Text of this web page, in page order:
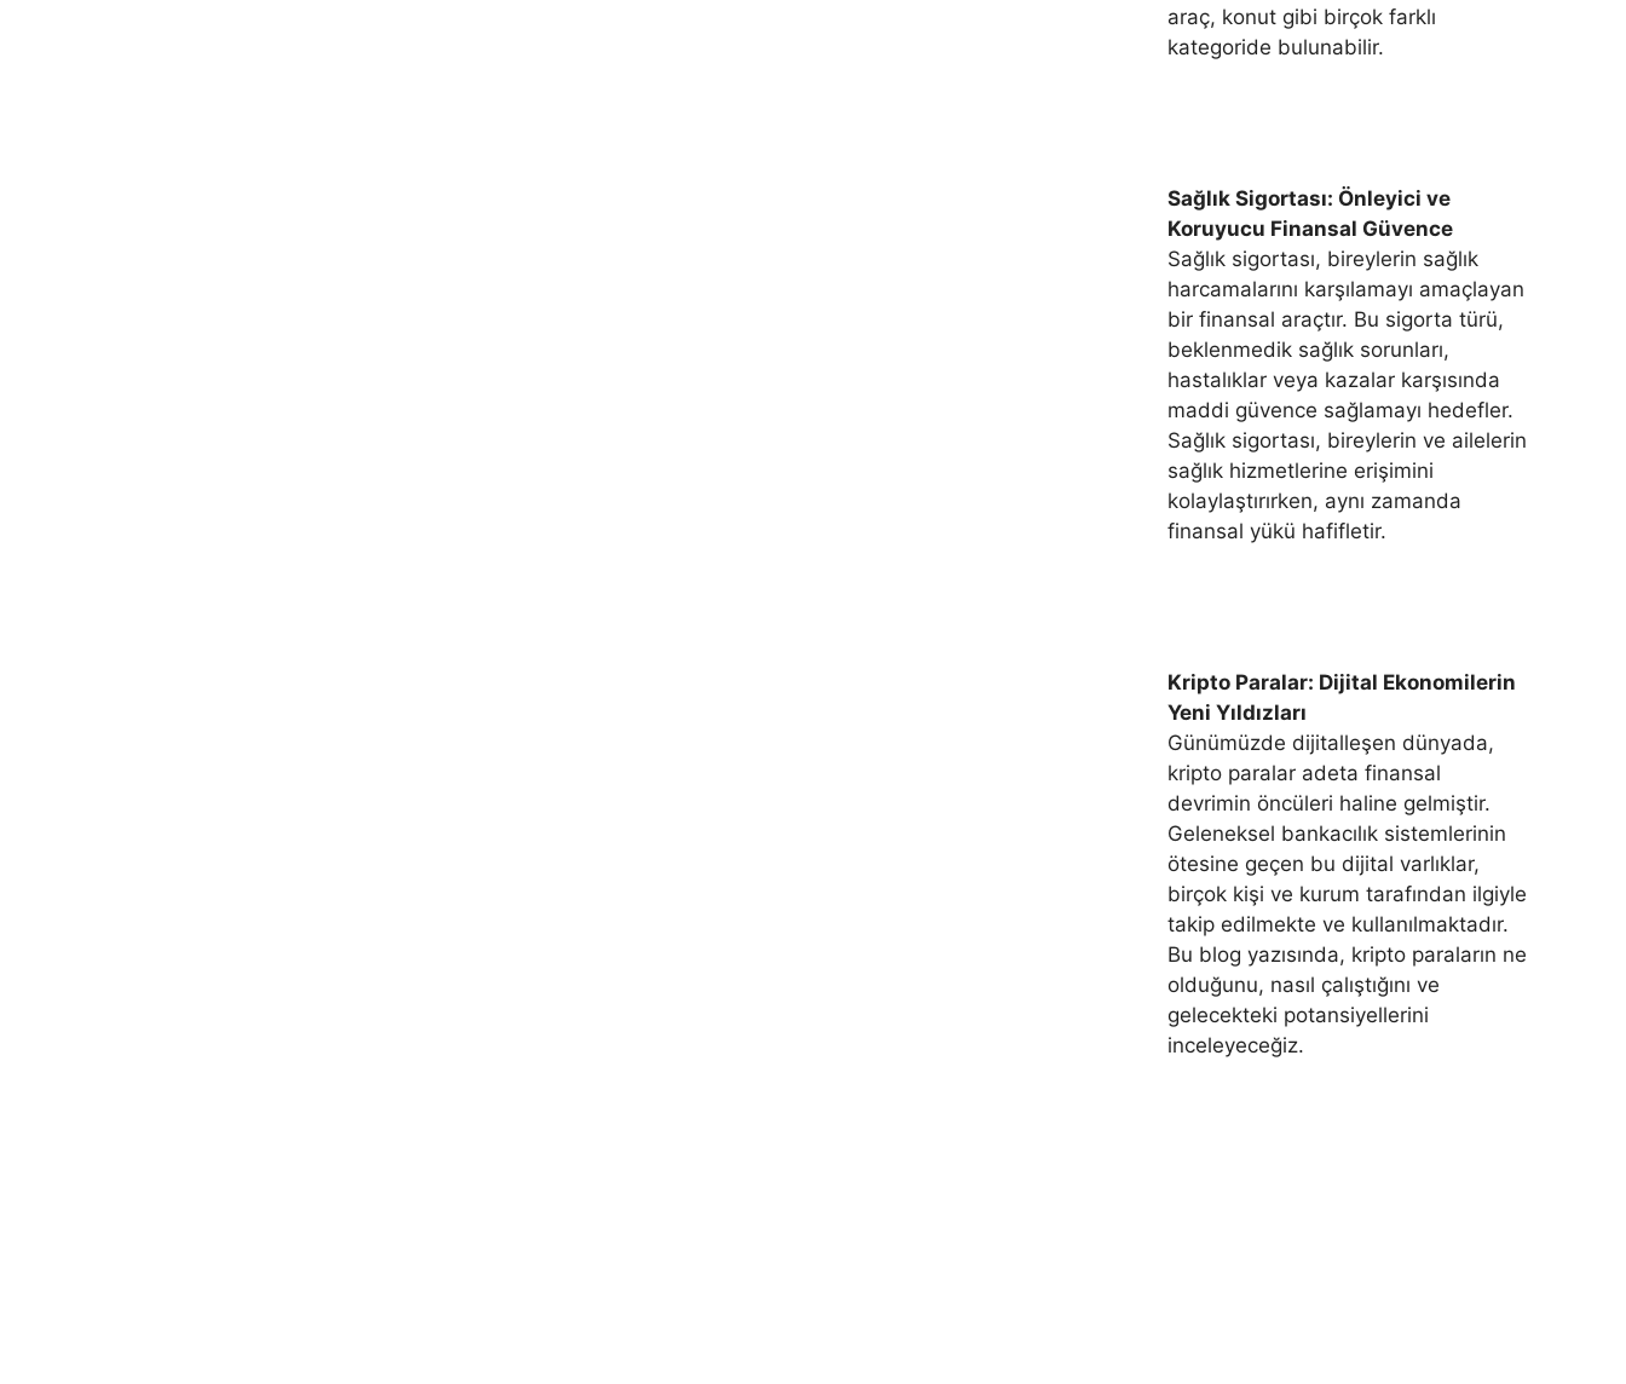
araç, konut gibi birçok farklı
kategoride bulunabilir.
Sağlık Sigortası: Önleyici ve
Koruyucu Finansal Güvence
Sağlık sigortası, bireylerin sağlık
harcamalarını karşılamayı amaçlayan
bir finansal araçtır. Bu sigorta türü,
beklenmedik sağlık sorunları,
hastalıklar veya kazalar karşısında
maddi güvence sağlamayı hedefler.
Sağlık sigortası, bireylerin ve ailelerin
sağlık hizmetlerine erişimini
kolaylaştırırken, aynı zamanda
finansal yükü hafifletir.
Kripto Paralar: Dijital Ekonomilerin
Yeni Yıldızları
Günümüzde dijitalleşen dünyada,
kripto paralar adeta finansal
devrimin öncüleri haline gelmiştir.
Geleneksel bankacılık sistemlerinin
ötesine geçen bu dijital varlıklar,
birçok kişi ve kurum tarafından ilgiyle
takip edilmekte ve kullanılmaktadır.
Bu blog yazısında, kripto paraların ne
olduğunu, nasıl çalıştığını ve
gelecekteki potansiyellerini
inceleyeceğiz.